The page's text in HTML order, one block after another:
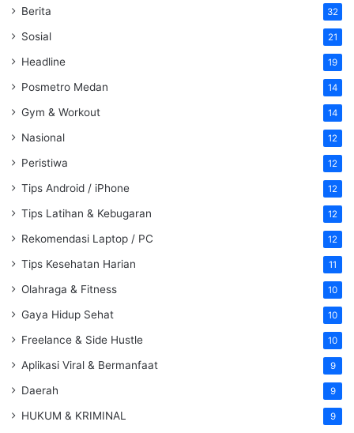
Berita 32
Sosial 21
Headline 19
Posmetro Medan 14
Gym & Workout 14
Nasional 12
Peristiwa 12
Tips Android / iPhone 12
Tips Latihan & Kebugaran 12
Rekomendasi Laptop / PC 12
Tips Kesehatan Harian 11
Olahraga & Fitness 10
Gaya Hidup Sehat 10
Freelance & Side Hustle 10
Aplikasi Viral & Bermanfaat 9
Daerah 9
HUKUM & KRIMINAL 9